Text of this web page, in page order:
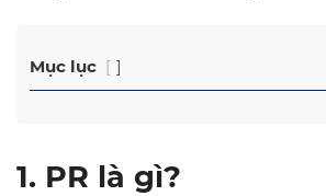
Mục lục
1. PR là gì?